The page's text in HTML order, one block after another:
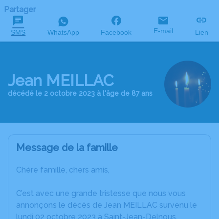
Partager
SMS WhatsApp Facebook E-mail Lien
Jean MEILLAC
décédé le 2 octobre 2023 à l'âge de 87 ans
Message de la famille
Chère famille, chers amis,
C’est avec une grande tristesse que nous vous
annonçons le décès de Jean MEILLAC survenu le
lundi 02 octobre 2023 à Saint-Jean-Delnous.